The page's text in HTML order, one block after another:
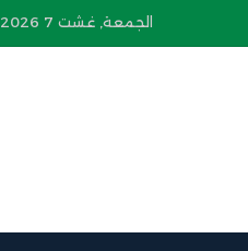
الجمعة, غشت 7 2026